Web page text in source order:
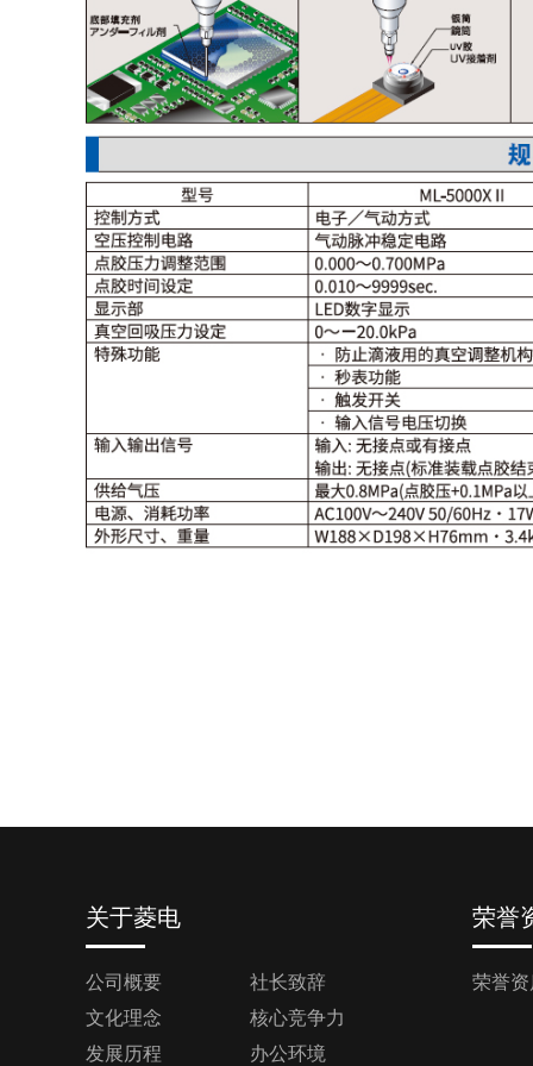
关于菱电
公司概要
社长致辞
文化理念
核心竞争力
发展历程
办公环境
荣誉
荣誉资